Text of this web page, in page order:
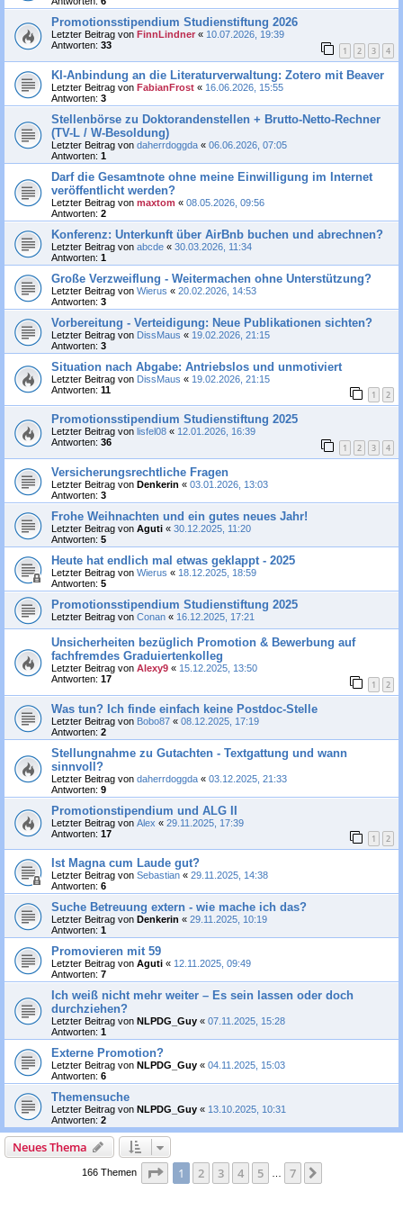
Promotionsstipendium Studienstiftung 2026
Letzter Beitrag von FinnLindner « 10.07.2026, 19:39
Antworten: 33 1 2 3 4
KI-Anbindung an die Literaturverwaltung: Zotero mit Beaver
Letzter Beitrag von FabianFrost « 16.06.2026, 15:55
Antworten: 3
Stellenbörse zu Doktorandenstellen + Brutto-Netto-Rechner
(TV-L / W-Besoldung)
Letzter Beitrag von daherrdoggda « 06.06.2026, 07:05
Antworten: 1
Darf die Gesamtnote ohne meine Einwilligung im Internet
veröffentlicht werden?
Letzter Beitrag von maxtom « 08.05.2026, 09:56
Antworten: 2
Konferenz: Unterkunft über AirBnb buchen und abrechnen?
Letzter Beitrag von abcde « 30.03.2026, 11:34
Antworten: 1
Große Verzweiflung - Weitermachen ohne Unterstützung?
Letzter Beitrag von Wierus « 20.02.2026, 14:53
Antworten: 3
Vorbereitung - Verteidigung: Neue Publikationen sichten?
Letzter Beitrag von DissMaus « 19.02.2026, 21:15
Antworten: 3
Situation nach Abgabe: Antriebslos und unmotiviert
Letzter Beitrag von DissMaus « 19.02.2026, 21:15
Antworten: 11 1 2
Promotionsstipendium Studienstiftung 2025
Letzter Beitrag von lisfel08 « 12.01.2026, 16:39
Antworten: 36 1 2 3 4
Versicherungsrechtliche Fragen
Letzter Beitrag von Denkerin « 03.01.2026, 13:03
Antworten: 3
Frohe Weihnachten und ein gutes neues Jahr!
Letzter Beitrag von Aguti « 30.12.2025, 11:20
Antworten: 5
Heute hat endlich mal etwas geklappt - 2025
Letzter Beitrag von Wierus « 18.12.2025, 18:59
Antworten: 5
Promotionsstipendium Studienstiftung 2025
Letzter Beitrag von Conan « 16.12.2025, 17:21
Unsicherheiten bezüglich Promotion & Bewerbung auf
fachfremdes Graduiertenkolleg
Letzter Beitrag von Alexy9 « 15.12.2025, 13:50
Antworten: 17 1 2
Was tun? Ich finde einfach keine Postdoc-Stelle
Letzter Beitrag von Bobo87 « 08.12.2025, 17:19
Antworten: 2
Stellungnahme zu Gutachten - Textgattung und wann
sinnvoll?
Letzter Beitrag von daherrdoggda « 03.12.2025, 21:33
Antworten: 9
Promotionstipendium und ALG II
Letzter Beitrag von Alex « 29.11.2025, 17:39
Antworten: 17 1 2
Ist Magna cum Laude gut?
Letzter Beitrag von Sebastian « 29.11.2025, 14:38
Antworten: 6
Suche Betreuung extern - wie mache ich das?
Letzter Beitrag von Denkerin « 29.11.2025, 10:19
Antworten: 1
Promovieren mit 59
Letzter Beitrag von Aguti « 12.11.2025, 09:49
Antworten: 7
Ich weiß nicht mehr weiter – Es sein lassen oder doch
durchziehen?
Letzter Beitrag von NLPDG_Guy « 07.11.2025, 15:28
Antworten: 1
Externe Promotion?
Letzter Beitrag von NLPDG_Guy « 04.11.2025, 15:03
Antworten: 6
Themensuche
Letzter Beitrag von NLPDG_Guy « 13.10.2025, 10:31
Antworten: 2
Neues Thema
166 Themen Seite 1von
1 2 3 4 5 7